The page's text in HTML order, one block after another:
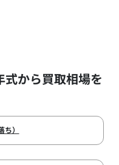
から買取相場を
）